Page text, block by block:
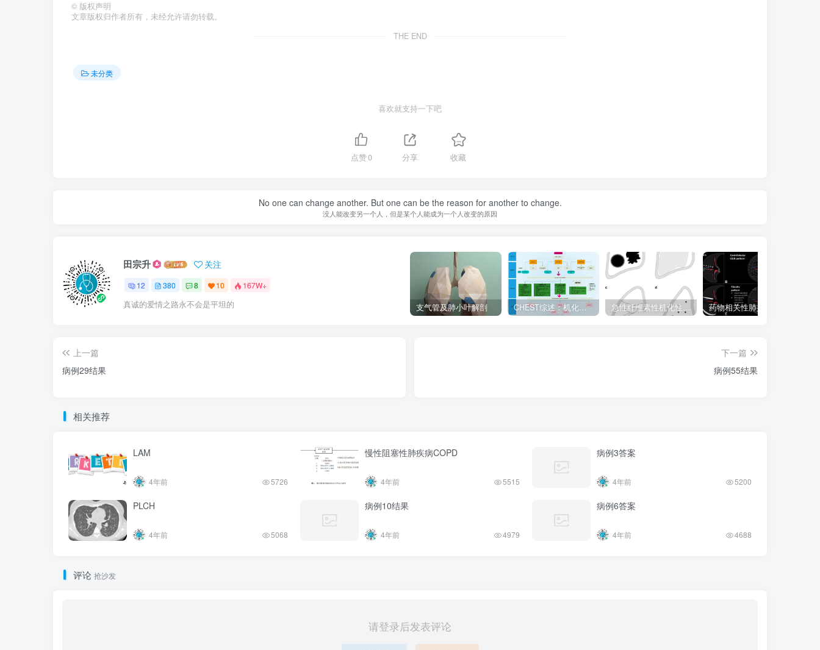
© 版权声明
文章版权归作者所有，未经允许请勿转载。
THE END
未分类
喜欢就支持一下吧
点赞0 分享 收藏
No one can change another. But one can be the reason for another to change.
没人能改变另一个人，但是某个人能成为一个人改变的原因
田宗升 关注
12 380 8 10 167W+
真诚的爱情之路永不会是平坦的 支气管及肺小叶解剖 CHEST综述：机化性肺炎的诊断流程（临床-影像-病理特征相关性）
上一篇
病例29结果
下一篇
病例55结果
相关推荐
LAM
4年前 5726
慢性阻塞性肺疾病COPD
4年前 5515
病例3答案
4年前 5200
PLCH
4年前 5068
病例10结果
4年前 4979
病例6答案
4年前 4688
评论 抢沙发
请登录后发表评论